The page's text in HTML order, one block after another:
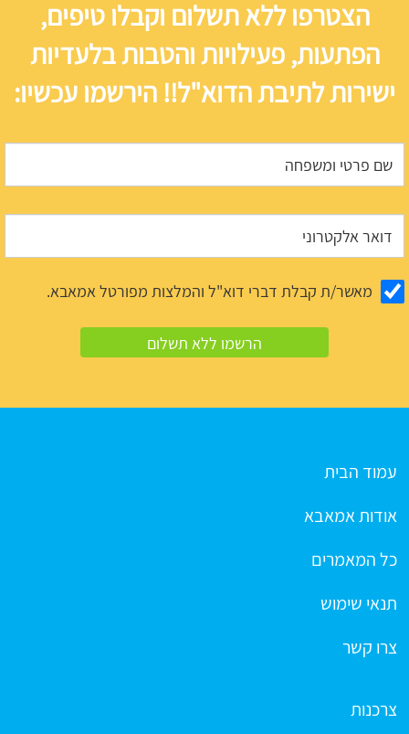
הצטרפו ללא תשלום וקבלו טיפים,
הפתעות, פעילויות והטבות בלעדיות
ישירות לתיבת הדוא"ל!! הירשמו עכשיו:
מאשר/ת קבלת דברי דוא"ל והמלצות מפורטל אמאבא.
עמוד הבית
אודות אמאבא
כל המאמרים
תנאי שימוש
צרו קשר
צרכנות